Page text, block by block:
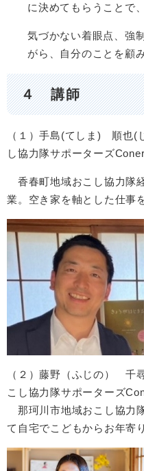
に決めてもらうことで
気づかない着眼点、強
がら、自分のことを顧
４ 講師
（１）手島(てしま) 順也(
し協力隊サポーターズ
香春町地域おこし協力隊
業。空き家を軸とした仕事
（２）藤野（ふじの）​ 千
こし協力隊サポーターズ
那珂川市地域おこし協力
て自宅でこどもからお年寄